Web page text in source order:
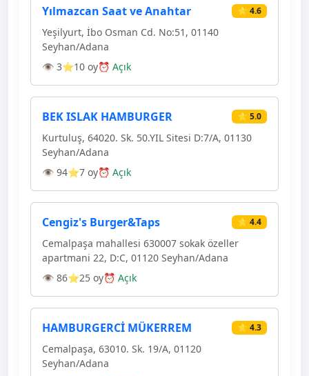
Yılmazcan Saat ve Anahtar ⭐ 4.6
Yeşilyurt, İbo Osman Cd. No:51, 01140
Seyhan/Adana
👁 3⭐10 oy⏰ Açık
BEK ISLAK HAMBURGER ⭐ 5.0
Kurtuluş, 64020. Sk. 50.YIL Sitesi D:7/A, 01130
Seyhan/Adana
👁 94⭐7 oy⏰ Açık
Cengiz's Burger&Taps ⭐ 4.4
Cemalpaşa mahallesi 630007 sokak özeller
apartmani 22, D:C, 01120 Seyhan/Adana
👁 86⭐25 oy⏰ Açık
HAMBURGERCİ MÜKERREM ⭐ 4.3
Cemalpaşa, 63010. Sk. 19/A, 01120
Seyhan/Adana